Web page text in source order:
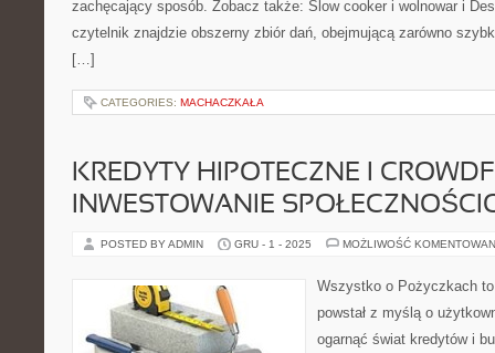
zachęcający sposób. Zobacz także: Slow cooker i wolnowar i
czytelnik znajdzie obszerny zbiór dań, obejmującą zarówno
[…]
CATEGORIES: MACHACZKAŁA
KREDYTY HIPOTECZNE I
INWESTOWANIE
POSTED BY ADMIN GRU - 1 - 2025 MOŻLIWOŚĆ
Wszystko o Pożyczkach
powstał z myślą o
ogarnąć świat kredytów i